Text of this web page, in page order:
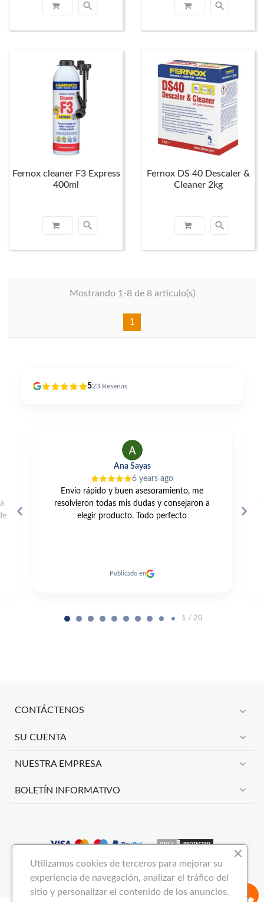
search search
Fernox cleaner F3 Express
400ml
search
Fernox DS 40 Descaler &
Cleaner 2kg
search
Mostrando 1-8 de 8 artículo(s)
1
523 Reseñas
Alfonso Perles
2 years ago
Una gama muy amplia, buenos precios, un
servicio excelente y entrega rapidísima de los
productos. 👍🏼
Publicado en
2 / 20
CONTÁCTENOS expand_more
SU CUENTA expand_more
NUESTRA EMPRESA expand_more
BOLETÍN INFORMATIVO expand_more
Copyright 2023 VIMAI NOW S.LTodos los derechos reservados.
Utilizamos cookies de terceros para mejorar su
experiencia de navegación, analizar el tráfico del
sitio y personalizar el contenido de los anuncios.